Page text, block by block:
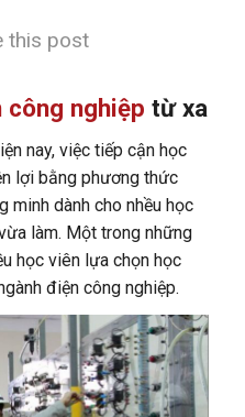
this post
nghiệp từ xa
nay, việc tiếp cận học
lợi bằng phương thức
minh dành cho nhều học
làm. Một trong những
học viên lựa chọn học
điện công nghiệp.